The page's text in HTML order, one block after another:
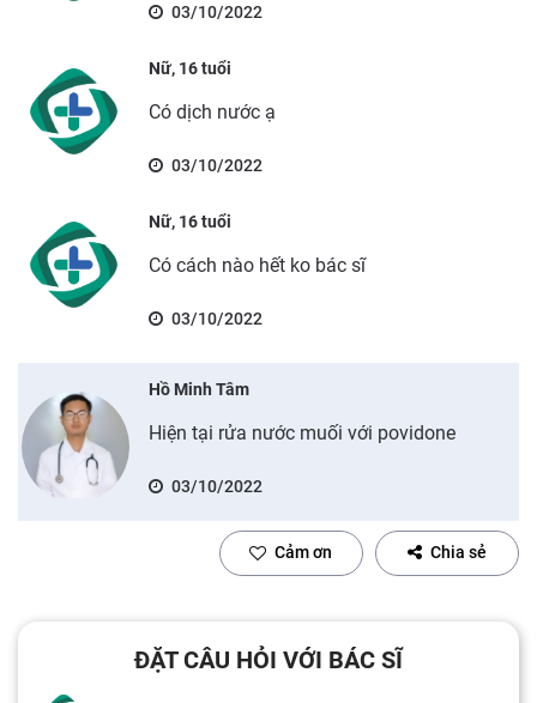
03/10/2022
Nữ, 16 tuổi
Có dịch nước ạ
03/10/2022
Nữ, 16 tuổi
Có cách nào hết ko bác sĩ
03/10/2022
Hồ Minh Tâm
Hiện tại rửa nước muối với povidone
03/10/2022
Cảm ơn Chia sẻ
ĐẶT CÂU HỎI VỚI BÁC SĨ